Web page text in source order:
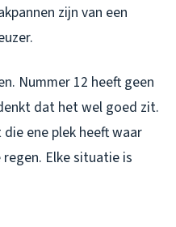
zijn van een
Nummer 12 heeft geen
dat het wel goed zit.
ene plek heeft waar
Elke situatie is